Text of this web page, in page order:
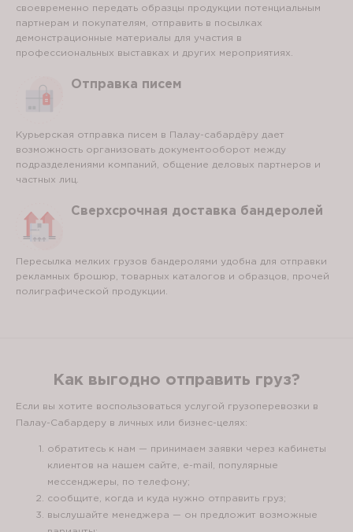
своевременно передать образцы продукции потенциальным
партнерам и покупателям, отправить в посылках
демонстрационные материалы для участия в
профессиональных выставках и других мероприятиях.
Отправка писем
Курьерская отправка писем в Палау-сабардёру дает
возможность организовать документооборот между
подразделениями компаний, общение деловых партнеров и
частных лиц.
Сверхсрочная доставка бандеролей
Пересылка мелких грузов бандеролями удобна для отправки
рекламных брошюр, товарных каталогов и образцов, прочей
полиграфической продукции.
Как выгодно отправить груз?
Если вы хотите воспользоваться услугой грузоперевозки в
Палау-Сабардеру в личных или бизнес-целях:
обратитесь к нам — принимаем заявки через кабинеты
клиентов на нашем сайте, e-mail, популярные
мессенджеры, по телефону;
сообщите, когда и куда нужно отправить груз;
выслушайте менеджера — он предложит возможные